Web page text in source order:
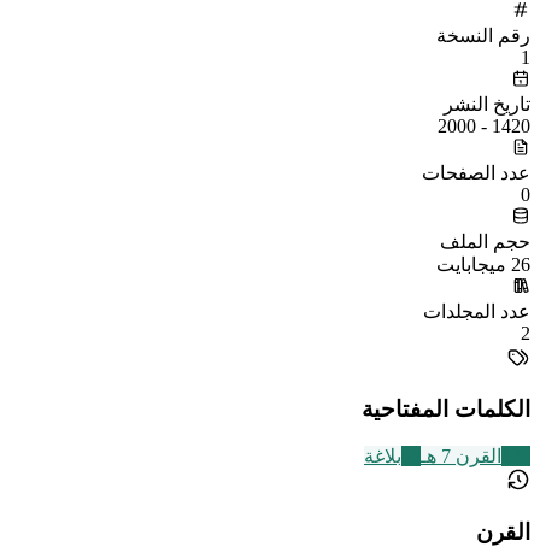
رقم النسخة
1
تاريخ النشر
1420 - 2000
عدد الصفحات
0
حجم الملف
26 ميجابايت
عدد المجلدات
2
الكلمات المفتاحية
القرن 7 هـ بلاغة
القرن